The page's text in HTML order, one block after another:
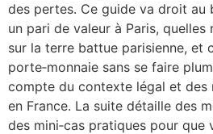
des pertes. Ce guide va droit au
un pari de valeur à Paris,
sur la terre battue parisienne, et
porte‑monnaie sans se faire
compte du contexte légal et des
en France. La suite détaille des
des mini‑cas pratiques pour que